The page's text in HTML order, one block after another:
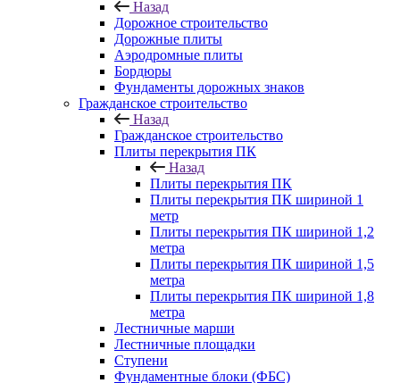
Назад
Дорожное строительство
Дорожные плиты
Аэродромные плиты
Бордюры
Фундаменты дорожных знаков
Гражданское строительство
Назад
Гражданское строительство
Плиты перекрытия ПК
Назад
Плиты перекрытия ПК
Плиты перекрытия ПК шириной 1
метр
Плиты перекрытия ПК шириной 1,2
метра
Плиты перекрытия ПК шириной 1,5
метра
Плиты перекрытия ПК шириной 1,8
метра
Лестничные марши
Лестничные площадки
Ступени
Фундаментные блоки (ФБС)